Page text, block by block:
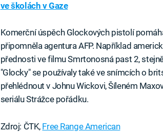
ve školách v Gaze
Komerční úspěch Glockových pistolí
připomněla agentura AFP. Například
přednosti ve filmu Smrtonosná past 2,
"Glocky" se používaly také ve snímcích o
přehlédnout v Johnu Wickovi, Šíleném
seriálu Strážce pořádku.
Zdroj: ČTK, Free Range American